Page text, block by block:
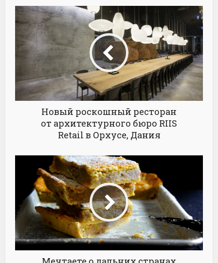
Новый роскошный ресторан
от архитектурного бюро RIIS
Retail в Орхусе, Дания